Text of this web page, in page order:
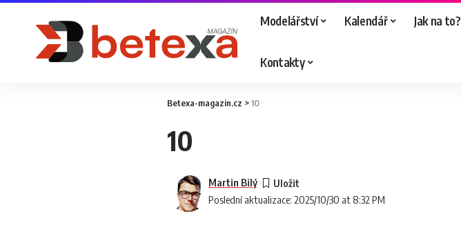
Modelářství Kalendář Jak na to?
Kontakty
Betexa-magazin.cz >10
10
Poslední aktualizace: 2025/10/30 at 8:32 PM
Martin Bilý